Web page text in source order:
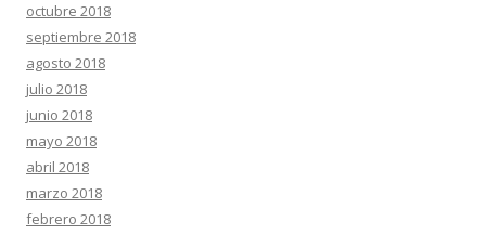
octubre 2018
septiembre 2018
agosto 2018
julio 2018
junio 2018
mayo 2018
abril 2018
marzo 2018
febrero 2018